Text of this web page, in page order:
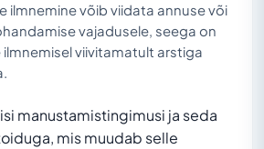
ilmnemine võib viidata annuse või
vajadusele, seega on
ilmnemisel viivitamatult arstiga
manustamistingimusi ja seda
mis muudab selle